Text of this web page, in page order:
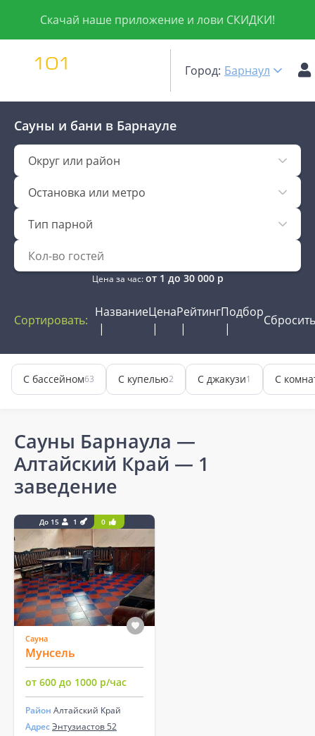
Скачай наше приложение и лови СКИДКИ!
Город: Барнаул
Сауны и бани в Барнауле
Округ или район
Остановка или метро
Тип парной
Цена за час:от 1 до 30 000р
Сортировать:
НазваниеЦенаРейтингПодбор
Сбросить
С бассейном63 С купелью2 С джакузи1 С
Сауны Барнаула —
Алтайский Край — 1
заведение
До 15 1 0
Сауна
Мунсель
от 600 до 1000 р/час
Район Алтайский Край
АдресЭнтузиастов 52